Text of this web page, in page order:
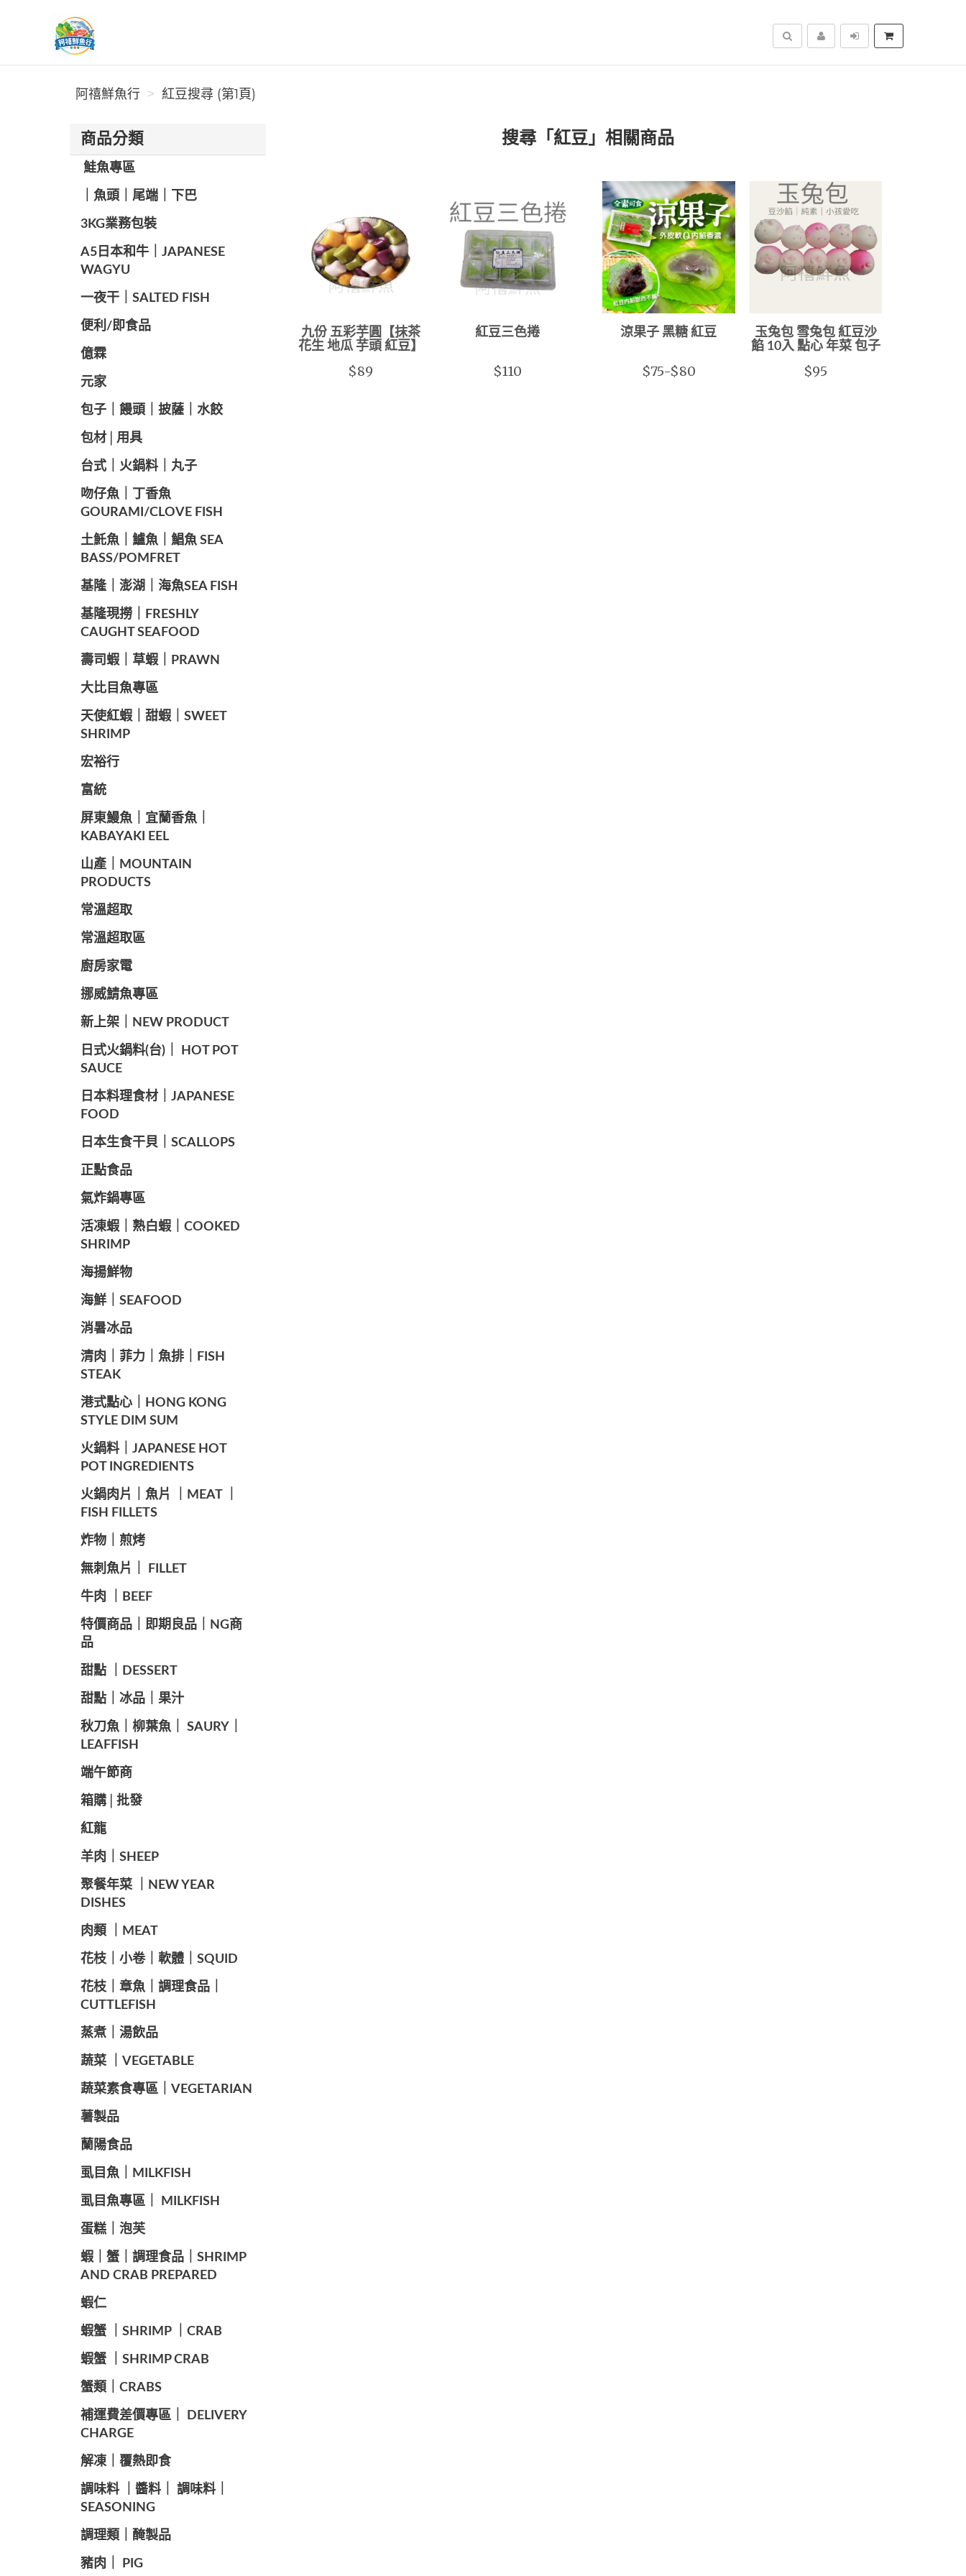
阿禧鮮魚行
搜尋
阿禧鮮魚行 紅豆搜尋 (第1頁)
商品分類
️ 鮭魚專區
️｜魚頭｜尾端｜下巴
️3KG業務包裝
A5日本和牛｜JAPANESE
WAGYU
️一夜干｜SALTED FISH
便利/即食品
億霖
元家
️包子｜饅頭｜披薩｜水餃
包材│用具
️台式｜火鍋料｜丸子
️吻仔魚｜丁香魚
GOURAMI/CLOVE FISH
️土魠魚｜鱸魚｜鯧魚 SEA ​​
BASS/POMFRET
️基隆｜澎湖｜海魚SEA ​​FISH
️基隆現撈｜FRESHLY
CAUGHT SEAFOOD
️壽司蝦｜草蝦｜PRAWN
️大比目魚專區
️天使紅蝦｜甜蝦｜SWEET
SHRIMP
宏裕行
富統
️屏東鰻魚｜宜蘭香魚｜
KABAYAKI EEL
山產｜MOUNTAIN
PRODUCTS
常溫超取
常溫超取區
廚房家電
️挪威鯖魚專區
️新上架｜NEW PRODUCT
️日式火鍋料(台)｜ HOT POT
SAUCE
️日本料理食材｜JAPANESE
FOOD
日本生食干貝｜SCALLOPS
正點食品
️氣炸鍋專區
️活凍蝦｜熟白蝦｜COOKED
SHRIMP
海揚鮮物
海鮮｜SEAFOOD
️消暑冰品
️清肉｜菲力｜魚排｜FISH
STEAK
️港式點心｜HONG KONG
STYLE DIM SUM
️火鍋料｜JAPANESE HOT
POT INGREDIENTS
️火鍋肉片｜魚片 ｜MEAT ｜
FISH FILLETS
️炸物｜煎烤
️無刺魚片｜ FILLET
牛肉 ｜BEEF
️特價商品｜即期良品｜NG商
品
甜點 ｜DESSERT
️甜點｜冰品｜果汁
️秋刀魚｜柳葉魚｜ SAURY｜
LEAFFISH
️端午節商️
️箱購│批發
紅龍
羊肉｜SHEEP
️聚餐年菜 ｜NEW YEAR
DISHES
肉類 ｜MEAT
️花枝｜小卷｜軟體｜SQUID
花枝｜章魚｜調理食品｜
CUTTLEFISH
️蒸煮｜湯飲品
蔬菜 ｜VEGETABLE
蔬菜素食專區｜VEGETARIAN
️薯製品
蘭陽食品
️虱目魚｜MILKFISH
️虱目魚專區｜ MILKFISH
️蛋糕｜泡芙
️蝦｜蟹｜調理食品｜SHRIMP
AND CRAB PREPARED
️蝦仁
️蝦蟹 ｜SHRIMP ｜CRAB
️蝦蟹 ｜SHRIMP CRAB
️蟹類｜CRABS
️補運費差價專區｜ DELIVERY
CHARGE
️解凍｜覆熱即食
️調味料 ｜醬料｜ 調味料｜
SEASONING
️調理類｜醃製品
豬肉｜ PIG
搜尋「紅豆」相關商品
九份 五彩芋圓【抹茶
花生 地瓜 芋頭 紅豆】
$89
紅豆三色捲
$110
涼果子 黑糖 紅豆
$75-$80
玉兔包 雪兔包 紅豆沙
餡 10入 點心 年菜 包子
$95